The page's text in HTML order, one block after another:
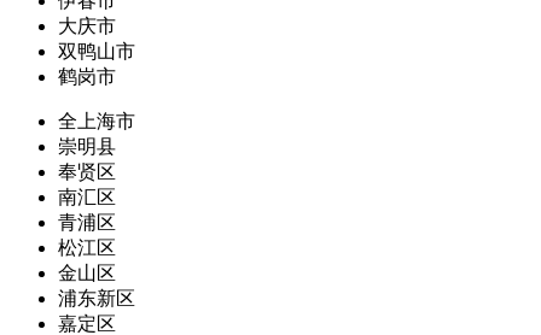
大庆市
双鸭山市
鹤岗市
全上海市
崇明县
奉贤区
南汇区
青浦区
松江区
金山区
浦东新区
嘉定区